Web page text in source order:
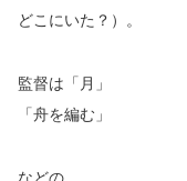
どこにいた？）。
監督は「月」
「舟を編む」
などの